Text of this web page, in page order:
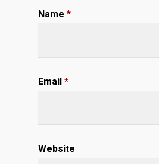
Name *
Email *
Website